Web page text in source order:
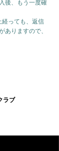
後、もう一度確
経っても、返信
りますので、
ラブ